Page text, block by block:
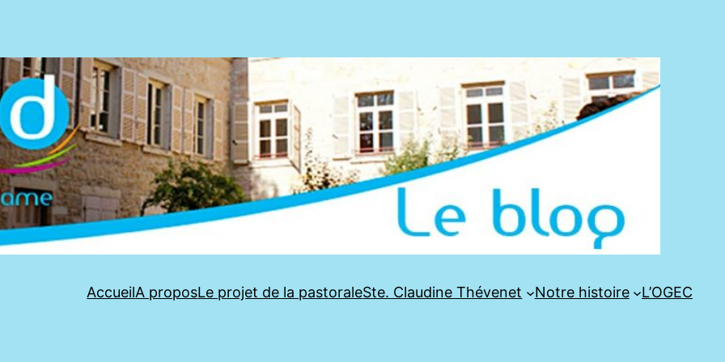
AccueilA proposLe projet de la pastoraleSte. Claudine Thévenet Notre histoire L’OGEC